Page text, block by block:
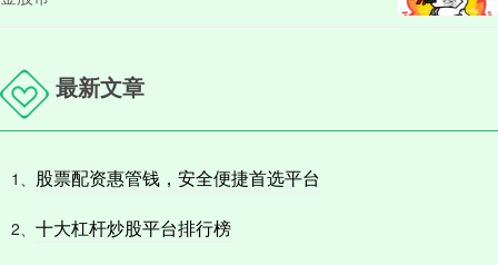
最新文章
1、 股票配资惠管钱，安全便捷首选平台
2、 十大杠杆炒股平台排行榜